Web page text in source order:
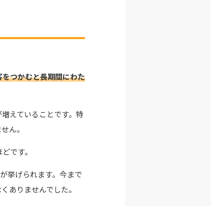
つかむと長期間にわた
えていることです。特
ん。
です。
挙げられます。今まで
ありませんでした。